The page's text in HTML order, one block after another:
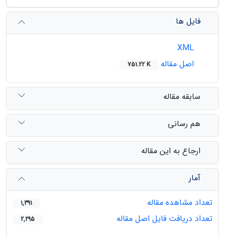
فایل ها
اصل مقاله
751.22 K
سابقه مقاله
هم رسانی
ارجاع به این مقاله
آمار
تعداد مشاهده مقاله
1,391
تعداد دریافت فایل اصل مقاله 2,295